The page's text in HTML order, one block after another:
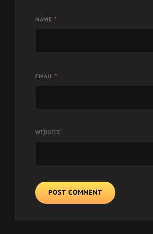
NAME *
EMAIL *
WEBSITE